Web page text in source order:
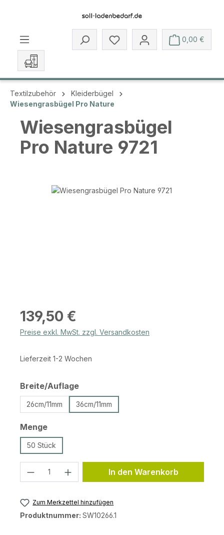
Du hast 0 Produkte auf dem
0,00 €
Textilzubehör
Kleiderbügel
Wiesengrasbügel Pro Nature
Wiesengrasbügel
Pro Nature 9721
Bildergalerie überspringen
Regulärer Preis:
139,50 €
Preise exkl. MwSt. zzgl. Versandkosten
Lieferzeit 1-2 Wochen
Breite/Auflageauswählen
26cm/11mm 36cm/11mm
Mengeauswählen
50 Stück
Produkt Anzahl: Gib den
In den Warenkorb
Zum Merkzettel hinzufügen
Produktnummer: SW10266.1